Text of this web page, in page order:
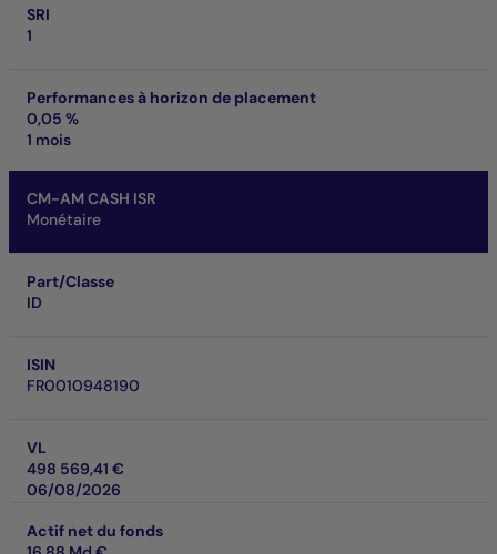
SRI
1
Performances à horizon de placement
0,05 %
1 mois
CM-AM CASH ISR
Monétaire
Part/Classe
ID
ISIN
FR0010948190
VL
498 569,41 €
06/08/2026
Actif net du fonds